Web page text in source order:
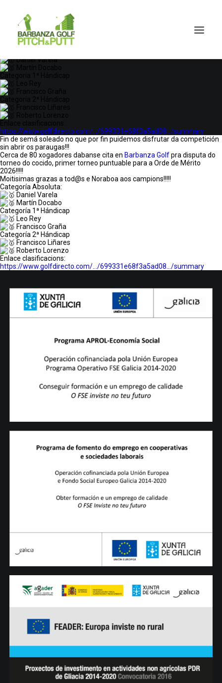
Cerca de 80 xogadores dabanse cita en
torneo do cocido, primer torneo puntuable para a Orde de Mérito
2026!!!!!
Moitisimas grazas a tod@s e Noraboa aos campions!!!!!
Daniel Varela
Martín Docabo
Categoría 1ª Hándicap
Leo Rey
Francisco Graña
Categoría 2ª Hándicap
Francisco Liñares
Roberto Lorenzo
Enlace clasificacions:
https://www.golfdirecto.com/…/699331e68f3a5ad08…/summary
Fin de semá soleado no que por fin puidemos disfrutar da competición
sin abrir os paraugas!!!
Cerca de 80 xogadores dabanse cita en Barbanza Golfpra disputa do
torneo do cocido, primer torneo puntuable para a Orde de Mérito
2026!!!!!
Moitisimas grazas a tod@s e Noraboa aos campions!!!!!
Categoría Absoluta:
Daniel Varela
Martín Docabo
Categoría 1ª Hándicap
Leo Rey
Francisco Graña
Categoría 2ª Hándicap
Francisco Liñares
Roberto Lorenzo
Enlace clasificacions:
https://www.golfdirecto.com/…/699331e68f3a5ad08…/summary